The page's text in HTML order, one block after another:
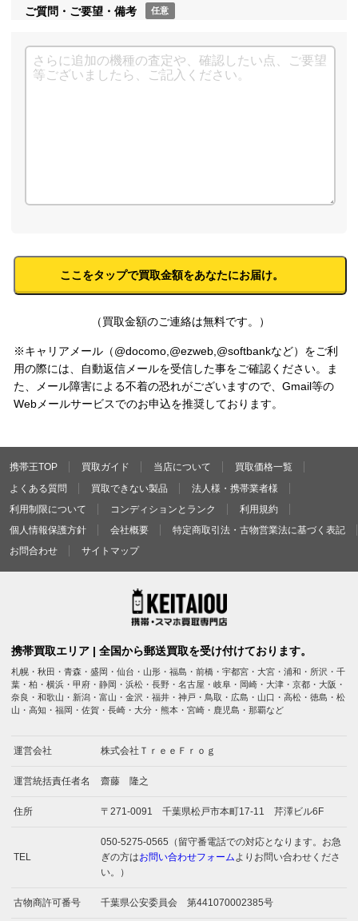
ご質問・ご要望・備考 任意
（買取金額のご連絡は無料です。）
※キャリアメール（@docomo,@ezweb,@softbankなど）をご利
用の際には、自動返信メールを受信した事をご確認ください。ま
た、メール障害による不着の恐れがございますので、Gmail等の
Webメールサービスでのお申込を推奨しております。
携帯王TOP 買取ガイド 当店について
買取価格一覧
よくある質問
買取できない製品
法人様・携帯業者様
利用制限について
コンディションとランク
利用規約
個人情報保護方針
会社概要
特定商取引法・古物営業法に基づく表記
お問合わせ
サイトマップ
携帯買取エリア | 全国から郵送買取を受け付けております。
札幌・秋田・青森・盛岡・仙台・山形・福島・前橋・宇都宮・大宮・浦和・所沢・千
葉・柏・横浜・甲府・静岡・浜松・長野・名古屋・岐阜・岡崎・大津・京都・大阪・
奈良・和歌山・新潟・富山・金沢・福井・神戸・鳥取・広島・山口・高松・徳島・松
山・高知・福岡・佐賀・長崎・大分・熊本・宮崎・鹿児島・那覇など
運営会社 株式会社ＴｒｅｅＦｒｏｇ
運営統括責任者名 齋藤 隆之
住所 〒271-0091 千葉県松戸市本町17-11 芹澤ビル6F
TEL
050-5275-0565（留守番電話での対応となります。お急
ぎの方はお問い合わせフォームよりお問い合わせくださ
い。）
古物商許可番号 千葉県公安委員会 第441070002385号